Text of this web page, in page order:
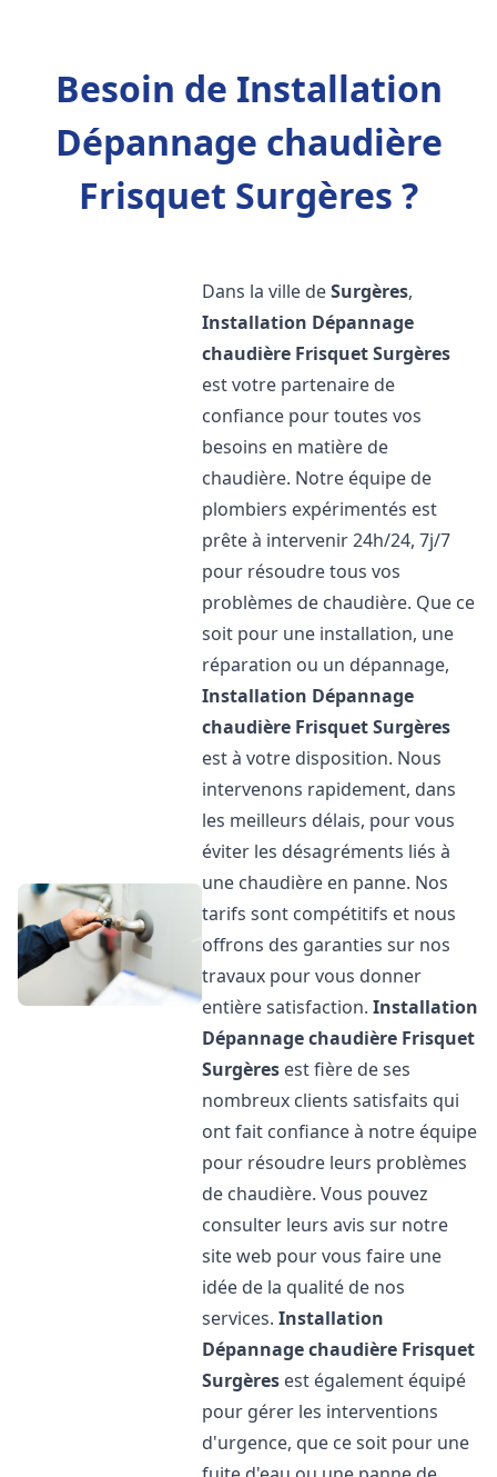
Besoin de Installation
Dépannage chaudière
Frisquet Surgères ?
Dans la ville deSurgères,
Installation Dépannage
chaudière FrisquetSurgères
est votre partenaire de
confiance pour toutes vos
besoins en matière de
chaudière. Notre équipe de
plombiers expérimentés est
prête à intervenir 24h/24, 7j/7
pour résoudre tous vos
problèmes de chaudière. Que ce
soit pour une installation, une
réparation ou un dépannage,
Installation Dépannage
chaudière FrisquetSurgères
est à votre disposition. Nous
intervenons rapidement, dans
les meilleurs délais, pour vous
éviter les désagréments liés à
une chaudière en panne. Nos
tarifs sont compétitifs et nous
offrons des garanties sur nos
travaux pour vous donner
entière satisfaction.Installation
Dépannage chaudière Frisquet
Surgères est fière de ses
nombreux clients satisfaits qui
ont fait confiance à notre équipe
pour résoudre leurs problèmes
de chaudière. Vous pouvez
consulter leurs avis sur notre
site web pour vous faire une
idée de la qualité de nos
services.Installation
Dépannage chaudière Frisquet
Surgères est également équipé
pour gérer les interventions
d'urgence, que ce soit pour une